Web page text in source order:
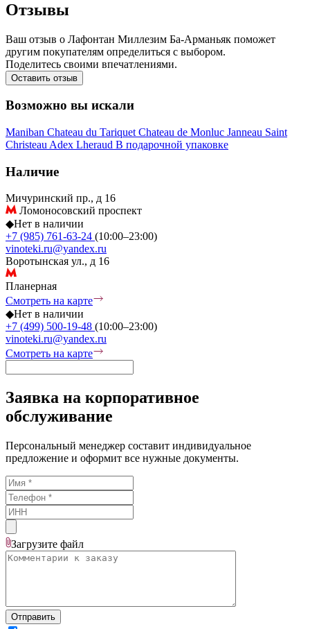
Отзывы
Ваш отзыв о Лафонтан Миллезим Ба-Арманьяк поможет
другим покупателям определиться с выбором.
Поделитесь своими впечатлениями.
Оставить отзыв
Возможно вы искали
Maniban Chateau du Tariquet Chateau de Monluc Janneau Saint
Christeau Adex Lheraud В подарочной упаковке
Наличие
Мичуринский пр., д 16
Ломоносовский проспект
◆Нет в наличии
+7 (985) 761-63-24 (10:00–23:00)
vinoteki.ru@yandex.ru
Воротынская ул., д 16
Планерная
Смотреть на карте
◆Нет в наличии
+7 (499) 500-19-48 (10:00–23:00)
vinoteki.ru@yandex.ru
Смотреть на карте
Заявка на корпоративное
обслуживание
Персональный менеджер составит индивидуальное
предложение и оформит все нужные документы.
Загрузите файл
Отправить